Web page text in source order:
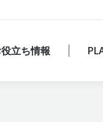
立ち情報
立ち情報